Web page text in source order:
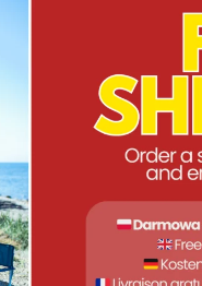
cucinare all'aperto
utili,